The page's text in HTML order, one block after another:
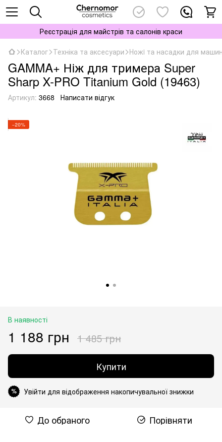
Реєстрація для майстрів та салонів краси
Каталог Техніка та аксесуари Ножi та насадки для
GAMMA+ Ніж для тримера Super
Sharp X-PRO Titanium Gold (19463)
Артикул: 3668 Написати відгук
−20%
В наявності
1 188 грн 1 485 грн
Купити
% Увійти для відображення накопичувальної знижки
До обраного Порівняти